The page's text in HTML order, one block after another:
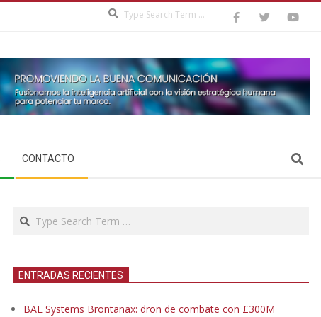
CONTACTO Search
Search
ENTRADAS RECIENTES
BAE Systems Brontanax: dron de combate con £300M